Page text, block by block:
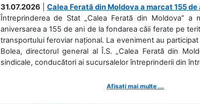
31.07.2026
Calea Ferată din Moldova a marcat 155
Întreprinderea de Stat „Calea Ferată din Moldova”
aniversarea a 155 de ani de la fondarea căii ferate pe
transportului feroviar național. La eveniment au
Bolea, directorul general al Î.S. „Calea Ferată din
sindicale, conducători ai sucursalelor întreprinderii din
Afișați mai multe ...